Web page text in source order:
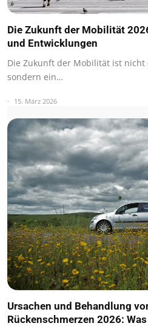
Die Zukunft der Mobilität
und Entwicklungen
Die Zukunft der Mobilität ist nicht
sondern ein…
15. März 2026
Ursachen und Behandlung
Rückenschmerzen 2026: